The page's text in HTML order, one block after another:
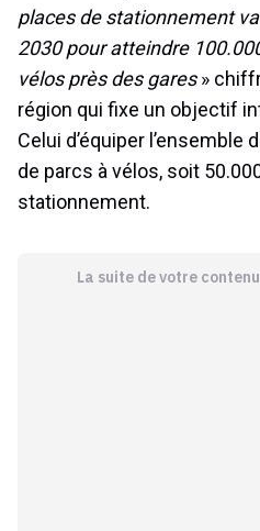
places de stationnement
2030 pour atteindre
vélos près des gares»
région qui fixe un objectif
Celui d’équiper l’ensemble
de parcs à vélos, soit
stationnement.
La suite de votre